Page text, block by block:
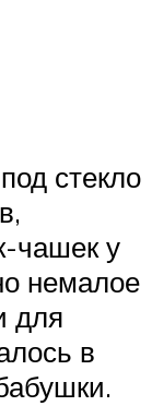
стекло
чашек у
немалое
для
в